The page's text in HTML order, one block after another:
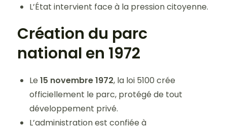
L’État intervient face à la pression citoyenne.
Création du parc
national en 1972
Le15 novembre 1972, la loi 5100 crée
officiellement le parc, protégé de tout
développement privé.
L’administration est confiée à